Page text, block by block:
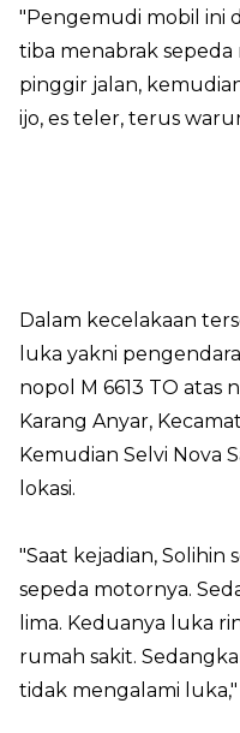
"Pengemudi mobil ini
tiba menabrak
pinggir jalan,
ijo, es teler, terus
Dalam kecelakaan
luka yakni
nopol M 6613 TO atas
Karang Anyar,
Kemudian Selvi Nova
lokasi.
"Saat kejadian,
sepeda motornya.
lima. Keduanya luka
rumah sakit.
tidak mengalami